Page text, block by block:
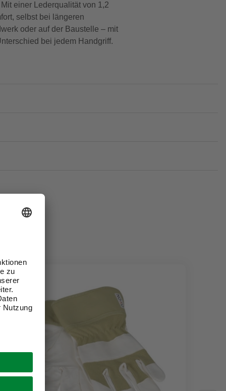
einer Lederqualität von 1,2
selbst bei längeren
oder auf der Baustelle – mit
bei jedem Handgriff.